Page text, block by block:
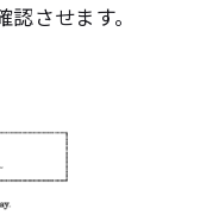
させます。